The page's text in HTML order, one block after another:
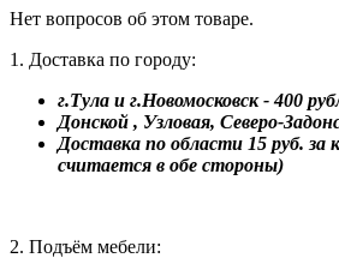
Нет вопросов об этом товаре.
1. Доставка по городу:
г.Тула и г.Новомосковск - 400
Донской , Узловая, Северо-
Доставка по области 15 руб. за
считается в обе стороны)
2. Подъём мебели: